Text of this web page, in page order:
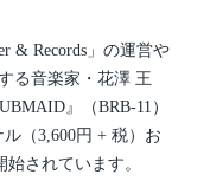
& Records」の運営や
る音楽家・花澤 王
』（BRB-11）
（3,600円 + 税）お
されています。